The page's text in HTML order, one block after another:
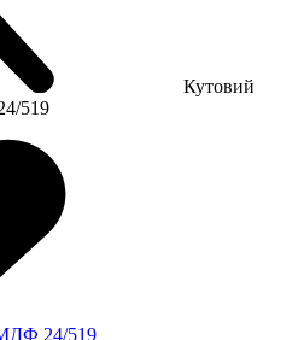
Кутовий
519